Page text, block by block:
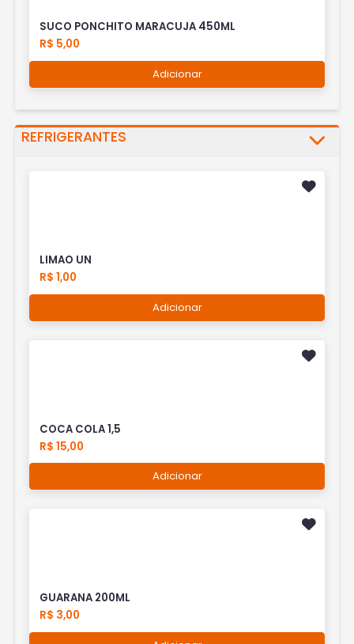
SUCO PONCHITO MARACUJA 450ML
R$ 5,00
Adicionar
REFRIGERANTES
LIMAO UN
R$ 1,00
Adicionar
COCA COLA 1,5
R$ 15,00
Adicionar
GUARANA 200ML
R$ 3,00